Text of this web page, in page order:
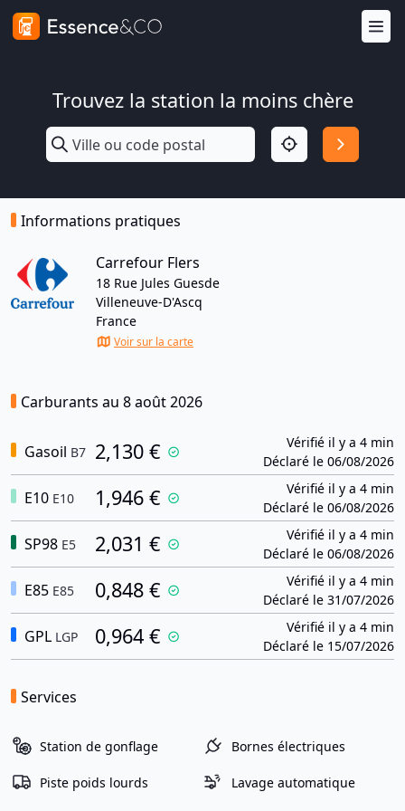
Trouvez la station la moins chère
Informations pratiques
Carrefour Flers
18 Rue Jules Guesde
Villeneuve-D'Ascq
France
Voir sur la carte
Carburants au 8 août 2026
Gasoil B7 2,130 €
Vérifié il y a 4 min
Déclaré le 06/08/2026
E10 E10 1,946 €
Vérifié il y a 4 min
Déclaré le 06/08/2026
SP98 E5 2,031 €
Vérifié il y a 4 min
Déclaré le 06/08/2026
E85 E85 0,848 €
Vérifié il y a 4 min
Déclaré le 31/07/2026
GPL LGP 0,964 €
Vérifié il y a 4 min
Déclaré le 15/07/2026
Services
Station de gonflage Bornes électriques
Piste poids lourds Lavage automatique